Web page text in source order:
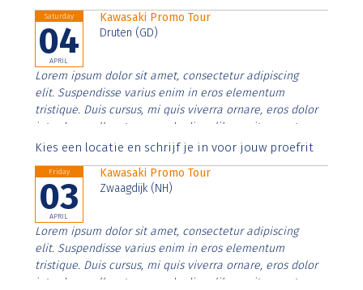
Saturday
04
APRIL
Kawasaki Promo Tour
Druten (GD)
Lorem ipsum dolor sit amet, consectetur adipiscing
elit. Suspendisse varius enim in eros elementum
tristique. Duis cursus, mi quis viverra ornare, eros dolor
interdum nulla, ut commodo diam libero vitae erat.
Aenean faucibus nibh et justo cursus id rutrum lorem
Kies een locatie en schrijf je in voor jouw proefrit
Friday
03
APRIL
Kawasaki Promo Tour
Zwaagdijk (NH)
Lorem ipsum dolor sit amet, consectetur adipiscing
elit. Suspendisse varius enim in eros elementum
tristique. Duis cursus, mi quis viverra ornare, eros dolor
interdum nulla, ut commodo diam libero vitae erat.